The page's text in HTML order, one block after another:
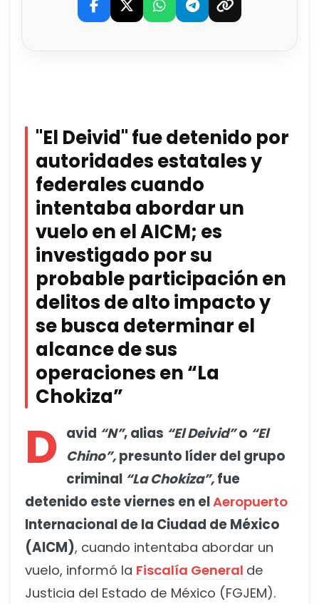
"El Deivid" fue detenido por
autoridades estatales y
federales cuando
intentaba abordar un
vuelo en el AICM; es
investigado por su
probable participación en
delitos de alto impacto y
se busca determinar el
alcance de sus
operaciones en “La
Chokiza”
D avid “N”, alias “El Deivid”o “El
Chino”, presunto líder del grupo
criminal “La Chokiza”, fue
detenido este viernes en elAeropuerto
Internacional de la Ciudad de México
(AICM), cuando intentaba abordar un
vuelo, informó la Fiscalía General de
Justicia del Estado de México (FGJEM).